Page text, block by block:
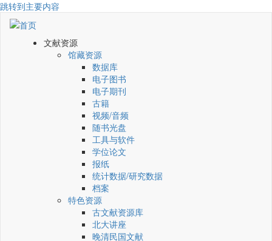
跳转到主要内容
文献资源
馆藏资源
数据库
电子图书
电子期刊
古籍
视频/音频
随书光盘
工具与软件
学位论文
报纸
统计数据/研究数据
档案
特色资源
古文献资源库
北大讲座
晚清民国文献